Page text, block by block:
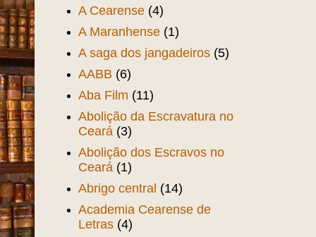
A Cearense (4)
A Maranhense (1)
A saga dos jangadeiros (5)
AABB (6)
Aba Film (11)
Abolição da Escravatura no
Ceará (3)
Abolição dos Escravos no
Ceará (1)
Abrigo central (14)
Academia Cearense de
Letras (4)